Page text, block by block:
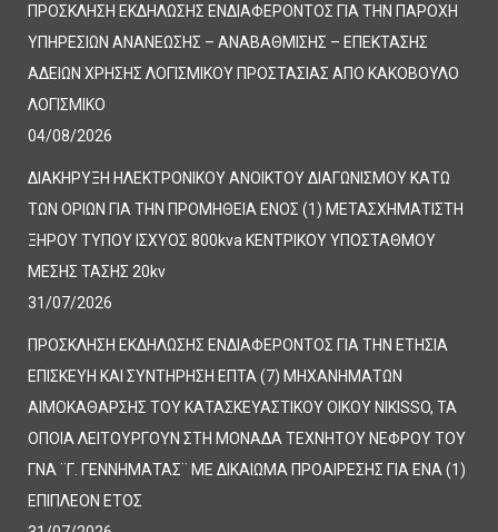
ΠΡΟΣΚΛΗΣΗ ΕΚΔΗΛΩΣΗΣ ΕΝΔΙΑΦΕΡΟΝΤΟΣ ΓΙΑ ΤΗΝ ΠΑΡΟΧΗ
ΥΠΗΡΕΣΙΩΝ ΑΝΑΝΕΩΣΗΣ – ΑΝΑΒΑΘΜΙΣΗΣ – ΕΠΕΚΤΑΣΗΣ
ΑΔΕΙΩΝ ΧΡΗΣΗΣ ΛΟΓΙΣΜΙΚΟΥ ΠΡΟΣΤΑΣΙΑΣ ΑΠΟ ΚΑΚΟΒΟΥΛΟ
ΛΟΓΙΣΜΙΚΟ
04/08/2026
ΔΙΑΚΗΡΥΞΗ ΗΛΕΚΤΡΟΝΙΚΟΥ ΑΝΟΙΚΤΟΥ ΔΙΑΓΩΝΙΣΜΟΥ ΚΑΤΩ
ΤΩΝ ΟΡΙΩΝ ΓΙΑ ΤΗΝ ΠΡΟΜΗΘΕΙΑ ΕΝΟΣ (1) ΜΕΤΑΣΧΗΜΑΤΙΣΤΗ
ΞΗΡΟΥ ΤΥΠΟΥ ΙΣΧΥΟΣ 800kva ΚΕΝΤΡΙΚΟΥ ΥΠΟΣΤΑΘΜΟΥ
ΜΕΣΗΣ ΤΑΣΗΣ 20kv
31/07/2026
ΠΡΟΣΚΛΗΣΗ ΕΚΔΗΛΩΣΗΣ ΕΝΔΙΑΦΕΡΟΝΤΟΣ ΓΙΑ ΤΗΝ ΕΤΗΣΙΑ
ΕΠΙΣΚΕΥΗ ΚΑΙ ΣΥΝΤΗΡΗΣΗ ΕΠΤΑ (7) ΜΗΧΑΝΗΜΑΤΩΝ
ΑΙΜΟΚΑΘΑΡΣΗΣ ΤΟΥ ΚΑΤΑΣΚΕΥΑΣΤΙΚΟΥ ΟΙΚΟΥ NIKISSO, ΤΑ
ΟΠΟΙΑ ΛΕΙΤΟΥΡΓΟΥΝ ΣΤΗ ΜΟΝΑΔΑ ΤΕΧΝΗΤΟΥ ΝΕΦΡΟΥ ΤΟΥ
ΓΝΑ ¨Γ. ΓΕΝΝΗΜΑΤΑΣ¨ ΜΕ ΔΙΚΑΙΩΜΑ ΠΡΟΑΙΡΕΣΗΣ ΓΙΑ ΕΝΑ (1)
ΕΠΙΠΛΕΟΝ ΕΤΟΣ